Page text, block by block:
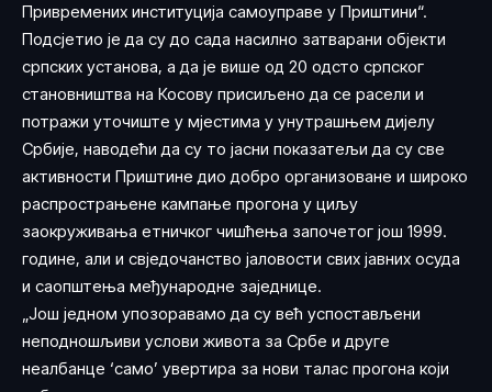
Привремених институција самоуправе у Приштини“.
Подсјетио је да су до сада насилно затварани објекти
српских установа, а да је више од 20 одсто српског
становништва на Косову присиљено да се расели и
потражи уточиште у мјестима у унутрашњем дијелу
Србије, наводећи да су то јасни показатељи да су све
активности Приштине дио добро организоване и широко
распрострањене кампање прогона у циљу
заокруживања етничког чишћења започетог још 1999.
године, али и свједочанство јаловости свих јавних осуда
и саопштења међународне заједнице.
„Још једном упозоравамо да су већ успостављени
неподношљиви услови живота за Србе и друге
неалбанце ‘само’ увертира за нови талас прогона који